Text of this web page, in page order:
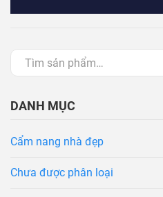
DANH MỤC
Cẩm nang nhà đẹp
Chưa được phân loại